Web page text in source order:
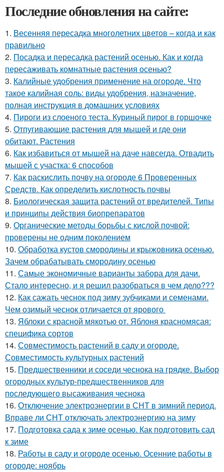
Последние обновления на сайте:
1. Весенняя пересадка многолетних цветов – когда и как
правильно
2. Посадка и пересадка растений осенью. Как и когда
пересаживать комнатные растения осенью?
3. Калийные удобрения применение на огороде. Что
такое калийная соль: виды удобрения, назначение,
полная инструкция в домашних условиях
4. Пироги из слоеного теста. Куриный пирог в горшочке
5. Отпугивающие растения для мышей и где они
обитают. Растения
6. Как избавиться от мышей на даче навсегда. Отвадить
мышей с участка: 6 способов
7. Как раскислить почву на огороде 6 Проверенных
Средств. Как определить кислотность почвы
8. Биологическая защита растений от вредителей. Типы
и принципы действия биопрепаратов
9. Органические методы борьбы с кислой почвой:
проверены не одним поколением
10. Обработка кустов смородины и крыжовника осенью.
Зачем обрабатывать смородину осенью
11. Самые экономичные варианты забора для дачи.
Стало интересно, и я решил разобраться в чем дело???
12. Как сажать чеснок под зиму зубчиками и семенами.
Чем озимый чеснок отличается от ярового
13. Яблоки с красной мякотью от. Яблоня красномясая:
специфика сортов
14. Совместимость растений в саду и огороде.
Совместимость культурных растений
15. Предшественники и соседи чеснока на грядке. Выбор
огородных культур-предшественников для
последующего высаживания чеснока
16. Отключение электроэнергии в СНТ в зимний период.
Вправе ли СНТ отключать электроэнергию на зиму
17. Подготовка сада к зиме осенью. Как подготовить сад
к зиме
18. Работы в саду и огороде осенью. Осенние работы в
огороде: ноябрь